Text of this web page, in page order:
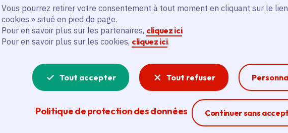
Vous pourrez retirer votre consentement à tout moment en cliquant sur le
cookies » situé en pied de page.
Pour en savoir plus sur les partenaires, cliquez ici.
Pour en savoir plus sur les cookies, cliquez ici.
Tout accepter Tout refuser
Politique de protection des données Continuer sans
Ferme la